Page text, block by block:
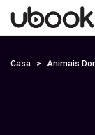
Casa Animais